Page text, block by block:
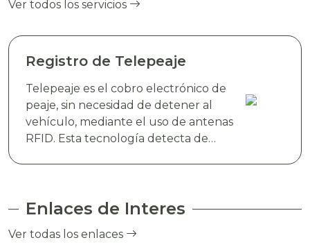
Ver todos los servicios
Registro de Telepeaje
Telepeaje es el cobro electrónico de
peaje, sin necesidad de detener al
vehículo, mediante el uso de antenas
RFID. Esta tecnología detecta de
el cobro de peaje a través del debito
usuario.
Enlaces de Interes
Ver todas los enlaces